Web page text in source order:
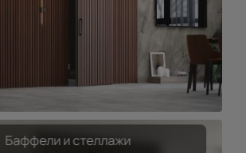
Баффели и стеллажи